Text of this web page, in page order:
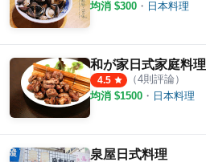
均消 $300 ・ 日本料理
和が家日式家庭料理
4.5 （4則評論）
均消 $1500 ・ 日本料理
泉屋日式料理